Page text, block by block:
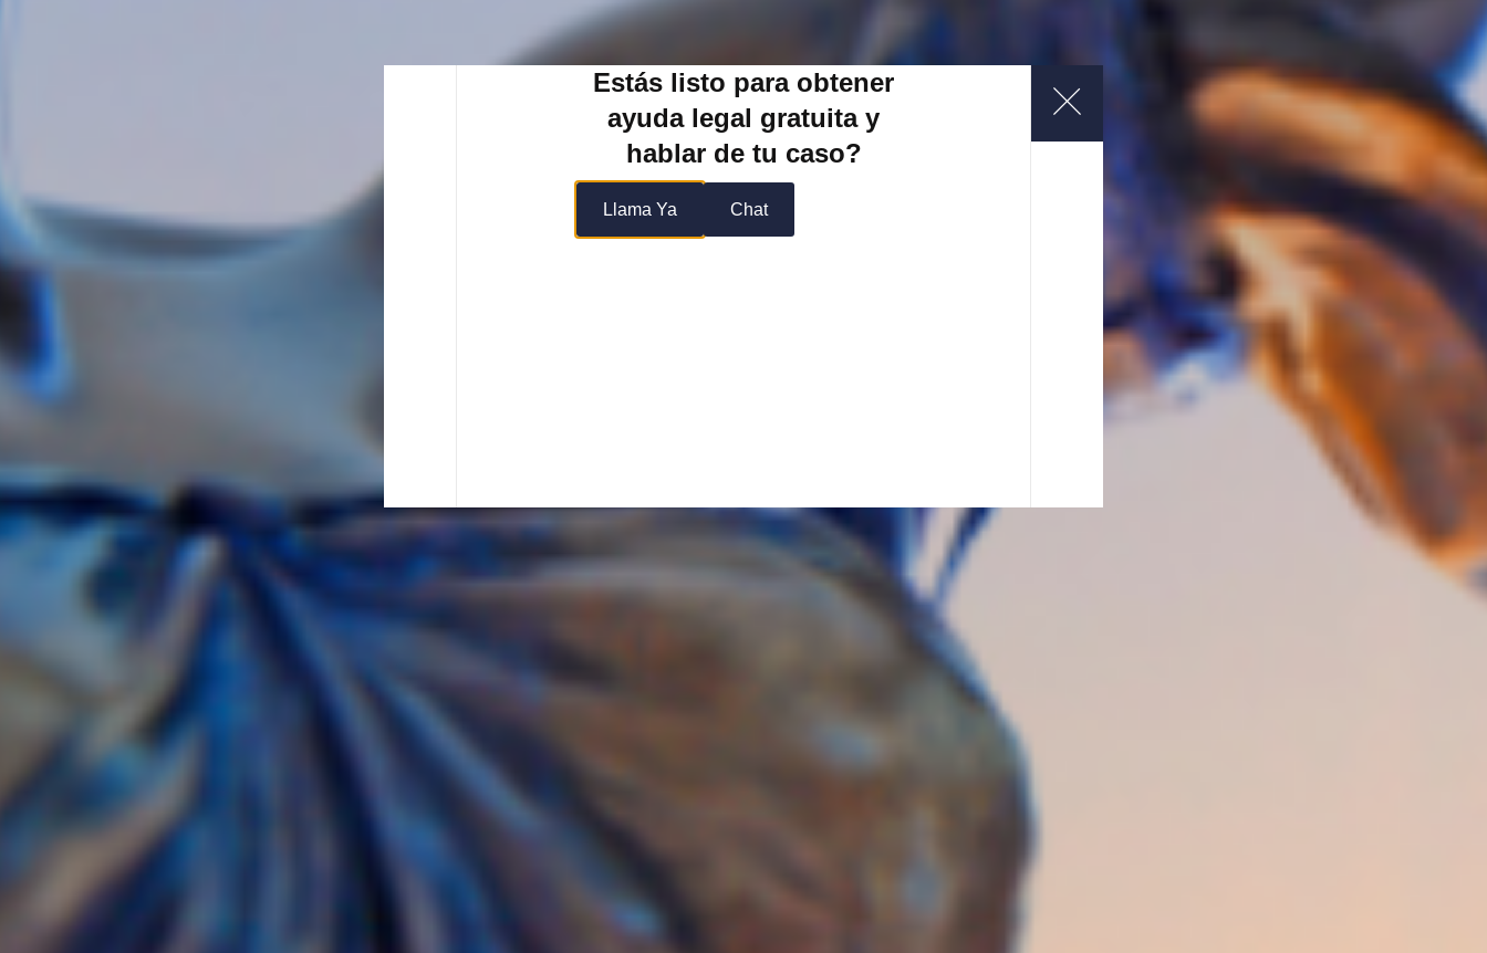
Estás listo para obtener
ayuda legal gratuita y
hablar de tu caso?
Llama Ya Chat